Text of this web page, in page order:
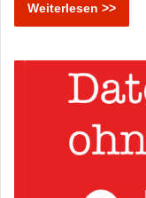
Weiterlesen >>